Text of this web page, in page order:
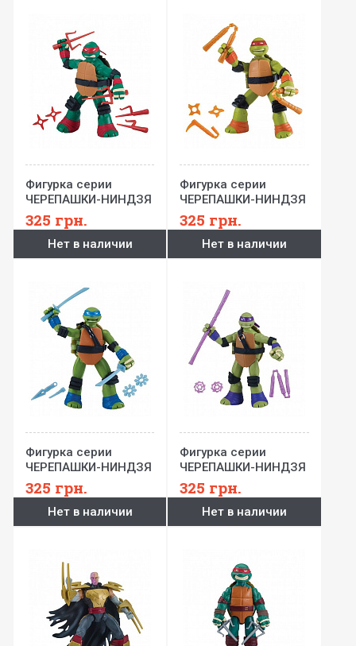
Фигурка серии
ЧЕРЕПАШКИ-НИНДЗЯ
РЕСТАЙЛИНГ С
БОЕВЫМ ПАНЦИРЕМ -
Рафаэль (12 см)
325 грн.
Нет в наличии
Фигурка серии
ЧЕРЕПАШКИ-НИНДЗЯ
РЕСТАЙЛИНГ С
БОЕВЫМ ПАНЦИРЕМ -
Микеланджело (12
см)
325 грн.
Нет в наличии
Фигурка серии
ЧЕРЕПАШКИ-НИНДЗЯ
РЕСТАЙЛИНГ С
БОЕВЫМ ПАНЦИРЕМ -
Леонардо (12 см)
325 грн.
Нет в наличии
Фигурка серии
ЧЕРЕПАШКИ-НИНДЗЯ
РЕСТАЙЛИНГ С
БОЕВЫМ ПАНЦИРЕМ -
Донателло (12 см)
325 грн.
Нет в наличии